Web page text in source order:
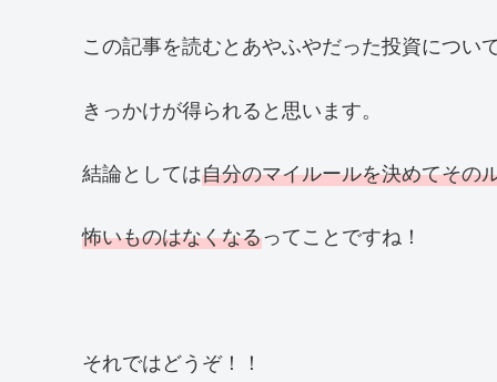
この記事を読むとあやふやだった投資につい
きっかけが得られると思います。
結論としては自分のマイルールを決めてその
怖いものはなくなるってことですね！
それではどうぞ！！